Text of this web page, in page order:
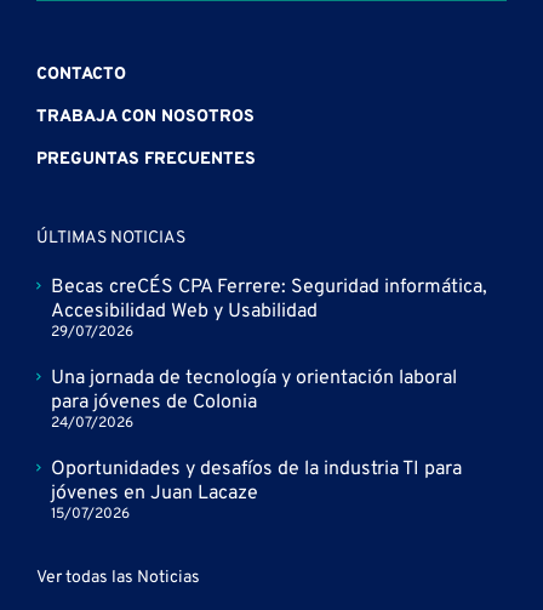
CONTACTO
TRABAJA CON NOSOTROS
PREGUNTAS FRECUENTES
ÚLTIMAS NOTICIAS
Becas creCÉS CPA Ferrere: Seguridad informática,
Accesibilidad Web y Usabilidad
29/07/2026
Una jornada de tecnología y orientación laboral
para jóvenes de Colonia
24/07/2026
Oportunidades y desafíos de la industria TI para
jóvenes en Juan Lacaze
15/07/2026
Ver todas las Noticias